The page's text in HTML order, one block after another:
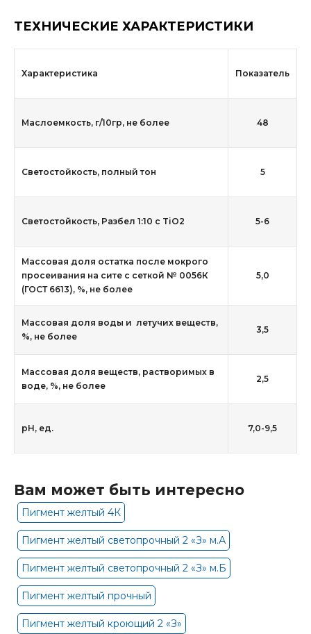
ТЕХНИЧЕСКИЕ ХАРАКТЕРИСТИКИ
Характеристика Показатель
Маслоемкость, г/10гр, не более 48
Светостойкость, полный тон 5
Светостойкость, Разбел 1:10 с TiO2 5-6
Массовая доля остатка после мокрого
просеивания на сите с сеткой № 0056К
(ГОСТ 6613), %, не более
5,0
Массовая доля воды и летучих веществ,
%, не более
3,5
Массовая доля веществ, растворимых в
воде, %, не более
2,5
рН, ед. 7,0-9,5
Вам может быть интересно
Пигмент желтый 4К
Пигмент желтый светопрочный 2 «З» м.А
Пигмент желтый светопрочный 2 «З» м.Б
Пигмент желтый прочный
Пигмент желтый кроющий 2 «З»